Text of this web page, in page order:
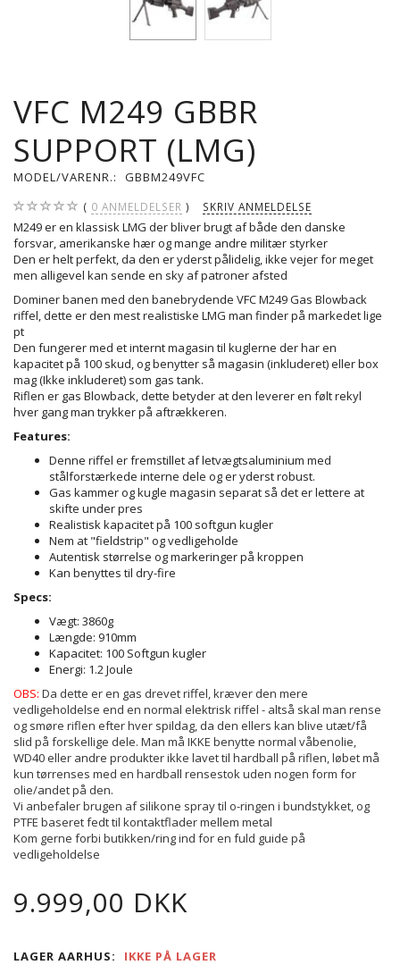
VFC M249 GBBR
SUPPORT (LMG)
MODEL/VARENR.: GBBM249VFC
0 ANMELDELSER SKRIV ANMELDELSE
M249 er en klassisk LMG der bliver brugt af både den danske
forsvar, amerikanske hær og mange andre militær styrker
Den er helt perfekt, da den er yderst pålidelig, ikke vejer for meget
men alligevel kan sende en sky af patroner afsted
Dominer banen med den banebrydende VFC M249 Gas Blowback
riffel, dette er den mest realistiske LMG man finder på markedet lige
pt
Den fungerer med et internt magasin til kuglerne der har en
kapacitet på 100 skud, og benytter så magasin (inkluderet) eller box
mag (Ikke inkluderet) som gas tank.
Riflen er gas Blowback, dette betyder at den leverer en følt rekyl
hver gang man trykker på aftrækkeren.
Features:
Denne riffel er fremstillet af letvægtsaluminium med
stålforstærkede interne dele og er yderst robust.
Gas kammer og kugle magasin separat så det er lettere at
skifte under pres
Realistisk kapacitet på 100 softgun kugler
Nem at "fieldstrip" og vedligeholde
Autentisk størrelse og markeringer på kroppen
Kan benyttes til dry-fire
Specs:
Vægt: 3860g
Længde: 910mm
Kapacitet: 100 Softgun kugler
Energi: 1.2 Joule
OBS: Da dette er en gas drevet riffel, kræver den mere
vedligeholdelse end en normal elektrisk riffel - altså skal man rense
og smøre riflen efter hver spildag, da den ellers kan blive utæt/få
slid på forskellige dele. Man må IKKE benytte normal våbenolie,
WD40 eller andre produkter ikke lavet til hardball på riflen, løbet må
kun tørrenses med en hardball rensestok uden nogen form for
olie/andet på den.
Vi anbefaler brugen af silikone spray til o-ringen i bundstykket, og
PTFE baseret fedt til kontaktflader mellem metal
Kom gerne forbi butikken/ring ind for en fuld guide på
vedligeholdelse
9.999,00 DKK
LAGER AARHUS:
IKKE PÅ LAGER